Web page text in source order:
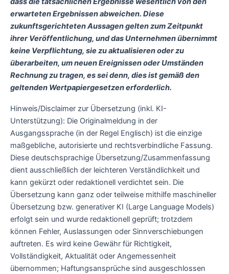
erwarteten Ergebnissen abweichen. Diese
zukunftsgerichteten Aussagen gelten zum Zeitpunkt
ihrer Veröffentlichung, und das Unternehmen übernimmt
keine Verpflichtung, sie zu aktualisieren oder zu
überarbeiten, um neuen Ereignissen oder Umständen
Rechnung zu tragen, es sei denn, dies ist gemäß den
geltenden Wertpapiergesetzen erforderlich.
Hinweis/Disclaimer zur Übersetzung (inkl. KI-
Unterstützung): Die Originalmeldung in der
Ausgangssprache (in der Regel Englisch) ist die einzige
maßgebliche, autorisierte und rechtsverbindliche Fassung.
Diese deutschsprachige Übersetzung/Zusammenfassung
dient ausschließlich der leichteren Verständlichkeit und
kann gekürzt oder redaktionell verdichtet sein. Die
Übersetzung kann ganz oder teilweise mithilfe maschineller
Übersetzung bzw. generativer KI (Large Language Models)
erfolgt sein und wurde redaktionell geprüft; trotzdem
können Fehler, Auslassungen oder Sinnverschiebungen
auftreten. Es wird keine Gewähr für Richtigkeit,
Vollständigkeit, Aktualität oder Angemessenheit
übernommen; Haftungsansprüche sind ausgeschlossen